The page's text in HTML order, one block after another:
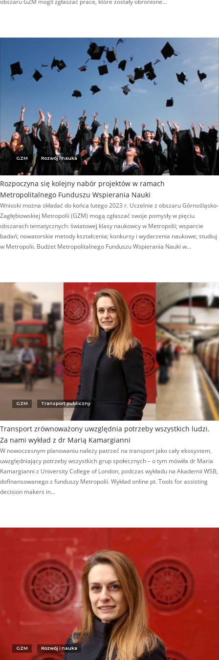
obszaru GZM mogli zgłaszać prace, które zostały obronione…
GZM Rozwój i nauka
Rozpoczyna się kolejny nabór projektów w ramach
Metropolitalnego Funduszu Wspierania Nauki
Wnioski można składać do końca lutego 2023 r. Uczelnie z obszaru Górnośląsko-
Zagłębiowskiej Metropolii (GZM) mogą zgłaszać swoje pomysły w pięciu
obszarach tematycznych: światowej klasy naukowcy w Metropolii; wsparcie
badań; nowatorskie metody kształcenia; konkursy i wydarzenia naukowe; studiuj
w Metropolii. Budżet Metropolitalnego Funduszu Wspierania Nauki w…
GZM Transport publiczny
Transport zrównoważony uwzględnia potrzeby wszystkich ludzi.
Za nami wykład z dr Marią Kamargianni
W nowoczesnym planowaniu należy patrzeć na transport jako cały ekosystem,
uwzględniający potrzeby wszystkich grup społecznych – o tym mówiła dr Maria
Kamargianni z University College of London, podczas wykładu na Akademii WSB,
dofinansowanego z funduszy Metropolii. Wykład online pt. Tools for assisting
decision makers in…
GZM Rozwój i nauka